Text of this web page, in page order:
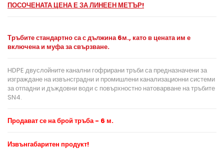
ПОСОЧЕНАТА ЦЕНА Е ЗА ЛИНЕЕН МЕТЪР!
Тръбите стандартно са с дължина 6м., като в цената им е
включена и муфа за свързване.
HDPE двуслойните канални гофрирани тръби са предназначени за
изграждане на извънсградни и промишлени канализационни системи
за отпадни и дъждовни води с повърхностно натоварване на тръбите
SN4.
Продават се на брой тръба - 6 м.
Извънгабаритен продукт!